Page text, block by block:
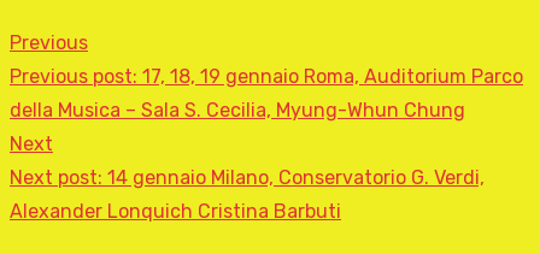
Previous
Previous post: 17, 18, 19 gennaio Roma, Auditorium Parco
della Musica – Sala S. Cecilia, Myung-Whun Chung
Next
Next post: 14 gennaio Milano, Conservatorio G. Verdi,
Alexander Lonquich Cristina Barbuti